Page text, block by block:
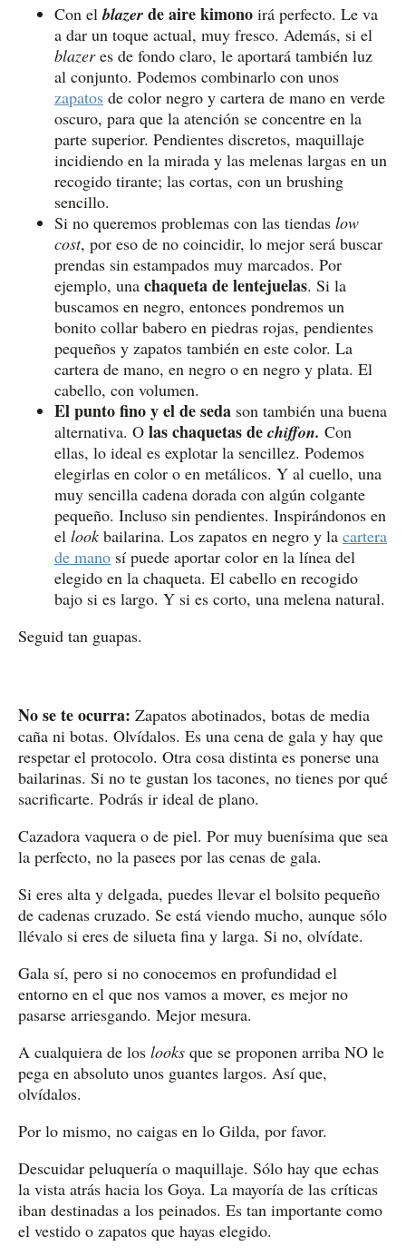
Con elblazer de aire kimono irá perfecto. Le va
a dar un toque actual, muy fresco. Además, si el
blazeres de fondo claro, le aportará también luz
al conjunto. Podemos combinarlo con unos
zapatos de color negro y cartera de mano en verde
oscuro, para que la atención se concentre en la
parte superior. Pendientes discretos, maquillaje
incidiendo en la mirada y las melenas largas en un
recogido tirante; las cortas, con un brushing
sencillo.
Si no queremos problemas con las tiendas low
cost, por eso de no coincidir, lo mejor será buscar
prendas sin estampados muy marcados. Por
ejemplo, una chaqueta de lentejuelas. Si la
buscamos en negro, entonces pondremos un
bonito collar babero en piedras rojas, pendientes
pequeños y zapatos también en este color. La
cartera de mano, en negro o en negro y plata. El
cabello, con volumen.
El punto fino y el de seda son también una buena
alternativa. O las chaquetas de chiffon. Con
ellas, lo ideal es explotar la sencillez. Podemos
elegirlas en color o en metálicos. Y al cuello, una
muy sencilla cadena dorada con algún colgante
pequeño. Incluso sin pendientes. Inspirándonos en
el look bailarina. Los zapatos en negro y la cartera
de mano sí puede aportar color en la línea del
elegido en la chaqueta. El cabello en recogido
bajo si es largo. Y si es corto, una melena natural.
Seguid tan guapas.
No se te ocurra: Zapatos abotinados, botas de media
caña ni botas. Olvídalos. Es una cena de gala y hay que
respetar el protocolo. Otra cosa distinta es ponerse una
bailarinas. Si no te gustan los tacones, no tienes por qué
sacrificarte. Podrás ir ideal de plano.
Cazadora vaquera o de piel. Por muy buenísima que sea
la perfecto, no la pasees por las cenas de gala.
Si eres alta y delgada, puedes llevar el bolsito pequeño
de cadenas cruzado. Se está viendo mucho, aunque sólo
llévalo si eres de silueta fina y larga. Si no, olvídate.
Gala sí, pero si no conocemos en profundidad el
entorno en el que nos vamos a mover, es mejor no
pasarse arriesgando. Mejor mesura.
A cualquiera de los looks que se proponen arriba NO le
pega en absoluto unos guantes largos. Así que,
olvídalos.
Por lo mismo, no caigas en lo Gilda, por favor.
Descuidar peluquería o maquillaje. Sólo hay que echas
la vista atrás hacia los Goya. La mayoría de las críticas
iban destinadas a los peinados. Es tan importante como
el vestido o zapatos que hayas elegido.